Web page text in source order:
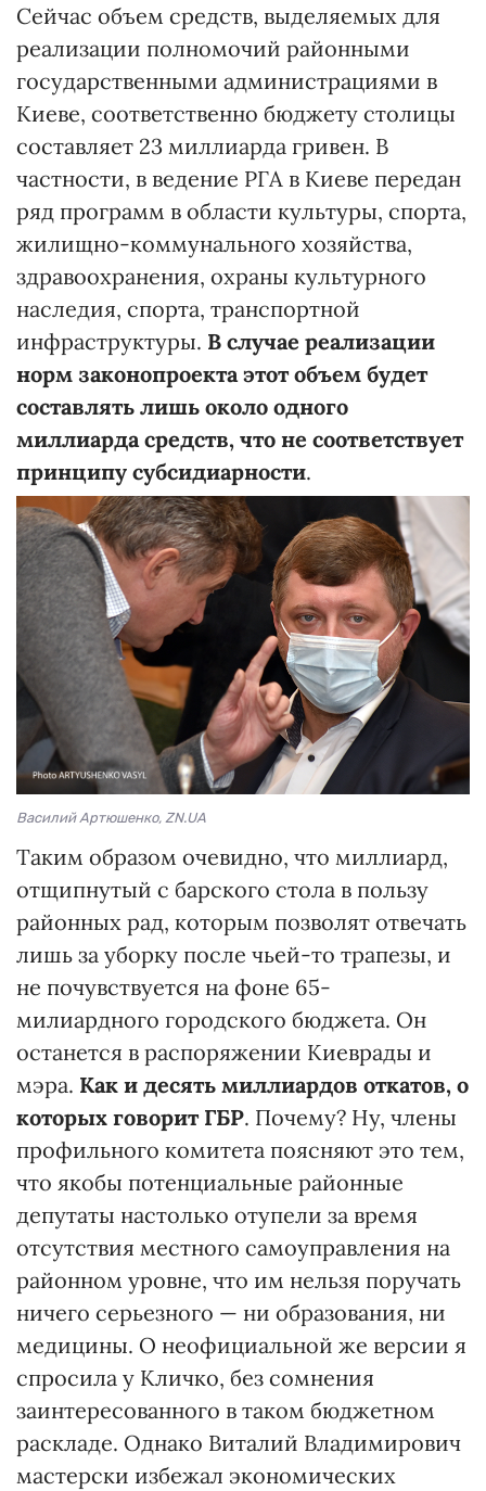
Сейчас объем средств, выделяемых для
реализации полномочий районными
государственными администрациями в
Киеве, соответственно бюджету столицы
составляет 23 миллиарда гривен. В
частности, в ведение РГА в Киеве передан
ряд программ в области культуры, спорта,
жилищно-коммунального хозяйства,
здравоохранения, охраны культурного
наследия, спорта, транспортной
инфраструктуры. В случае реализации
норм законопроекта этот объем будет
составлять лишь около одного
миллиарда средств, что не соответствует
принципу субсидиарности.
Василий Артюшенко, ZN.UA
Таким образом очевидно, что миллиард,
отщипнутый с барского стола в пользу
районных рад, которым позволят отвечать
лишь за уборку после чьей-то трапезы, и
не почувствуется на фоне 65-
милиардного городского бюджета. Он
останется в распоряжении Киеврады и
мэра. Как и десять миллиардов откатов, о
которых говорит ГБР. Почему? Ну, члены
профильного комитета поясняют это тем,
что якобы потенциальные районные
депутаты настолько отупели за время
отсутствия местного самоуправления на
районном уровне, что им нельзя поручать
ничего серьезного — ни образования, ни
медицины. О неофициальной же версии я
спросила у Кличко, без сомнения
заинтересованного в таком бюджетном
раскладе. Однако Виталий Владимирович
мастерски избежал экономических